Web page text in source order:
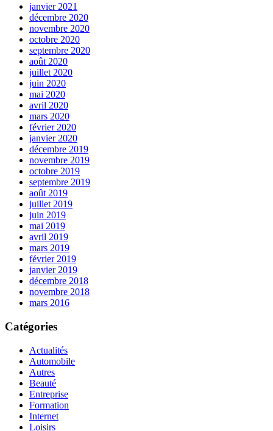
janvier 2021
décembre 2020
novembre 2020
octobre 2020
septembre 2020
août 2020
juillet 2020
juin 2020
mai 2020
avril 2020
mars 2020
février 2020
janvier 2020
décembre 2019
novembre 2019
octobre 2019
septembre 2019
août 2019
juillet 2019
juin 2019
mai 2019
avril 2019
mars 2019
février 2019
janvier 2019
décembre 2018
novembre 2018
mars 2016
Catégories
Actualités
Automobile
Autres
Beauté
Entreprise
Formation
Internet
Loisirs